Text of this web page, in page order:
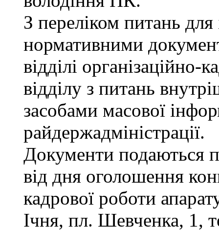
З переліком питань
нормативними
відділі організаційно-
відділу з питань
засобами масової
райдержадміністрації.
Документи подаються
від дня оголошення
кадрової роботи
Ічня, пл. Шевченка, 1,